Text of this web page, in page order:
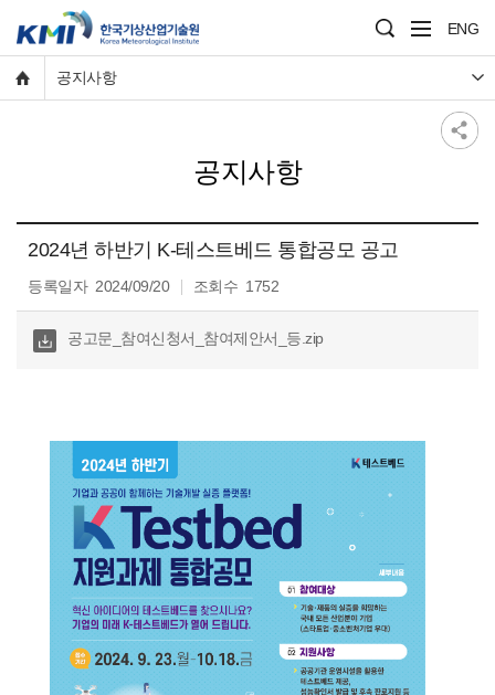
ENG
공지사항
공지사항
2024년 하반기 K-테스트베드 통합공모 공고
등록일자 2024/09/20 조회수 1752
다운
공고문_참여신청서_참여제안서_등.zip